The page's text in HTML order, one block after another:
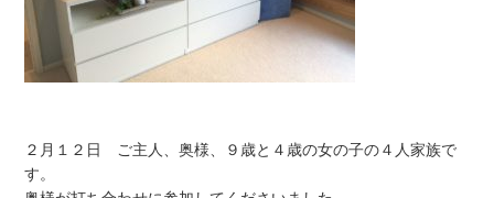
２月１２日 ご主人、奥様、９歳と４歳の女の子の４人家族で
す。